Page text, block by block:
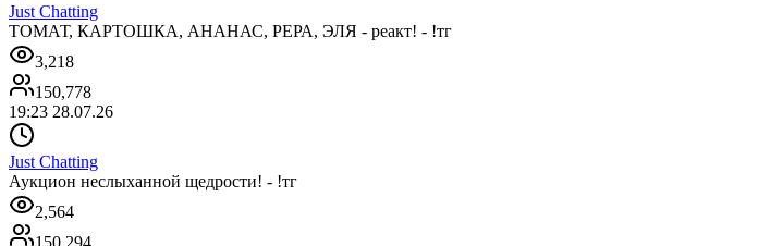
Just Chatting
ТОМАТ, КАРТОШКА, АНАНАС, РЕРА, ЭЛЯ - реакт! - !тг
3,218
150,778
19:23 28.07.26
Just Chatting
Аукцион неслыханной щедрости! - !тг
2,564
150,294